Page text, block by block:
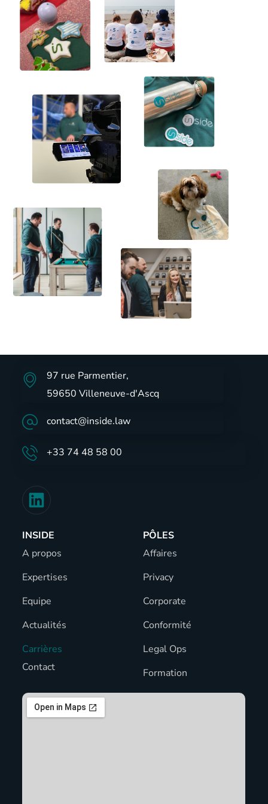
97 rue Parmentier,
59650 Villeneuve-d'Ascq
contact@inside.law
+33 74 48 58 00
INSIDE
A propos
Expertises
Equipe
Actualités
Carrières
Contact
PÔLES
Affaires
Privacy
Corporate
Conformité
Legal Ops
Formation